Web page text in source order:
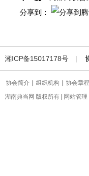
分享到：
湘ICP备15017178号 |
协会简介 组织机构 协会章程
湖南典当网 版权所有 | 网站管